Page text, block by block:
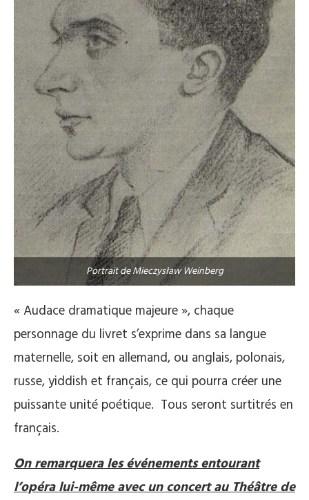
Portrait de Mieczysław Weinberg
« Audace dramatique majeure », chaque
personnage du livret s’exprime dans sa langue
maternelle, soit en allemand, ou anglais, polonais,
russe, yiddish et français, ce qui pourra créer une
puissante unité poétique. Tous seront surtitrés en
français.
On remarquera les événements entourant
l’opéra lui-même avec un concert au Théâtre de